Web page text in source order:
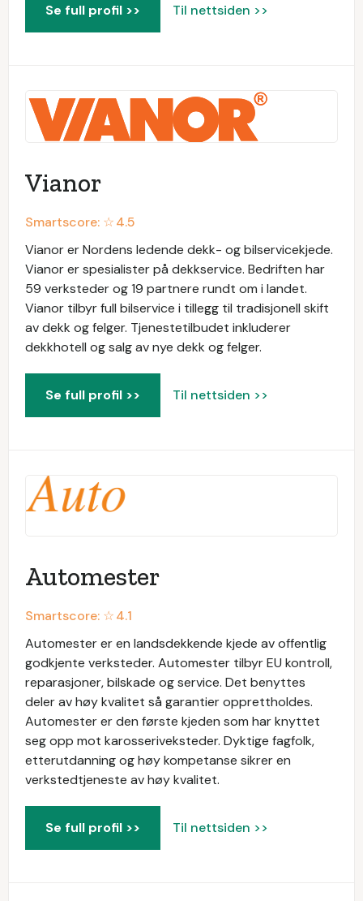
Se full profil >> Til nettsiden >>
Vianor
Smartscore: ☆4.5
Vianor er Nordens ledende dekk- og bilservicekjede.
Vianor er spesialister på dekkservice. Bedriften har
59 verksteder og 19 partnere rundt om i landet.
Vianor tilbyr full bilservice i tillegg til tradisjonell skift
av dekk og felger. Tjenestetilbudet inkluderer
dekkhotell og salg av nye dekk og felger.
Se full profil >> Til nettsiden >>
Automester
Smartscore: ☆4.1
Automester er en landsdekkende kjede av offentlig
godkjente verksteder. Automester tilbyr EU kontroll,
reparasjoner, bilskade og service. Det benyttes
deler av høy kvalitet så garantier opprettholdes.
Automester er den første kjeden som har knyttet
seg opp mot karosseriveksteder. Dyktige fagfolk,
etterutdanning og høy kompetanse sikrer en
verkstedtjeneste av høy kvalitet.
Se full profil >> Til nettsiden >>